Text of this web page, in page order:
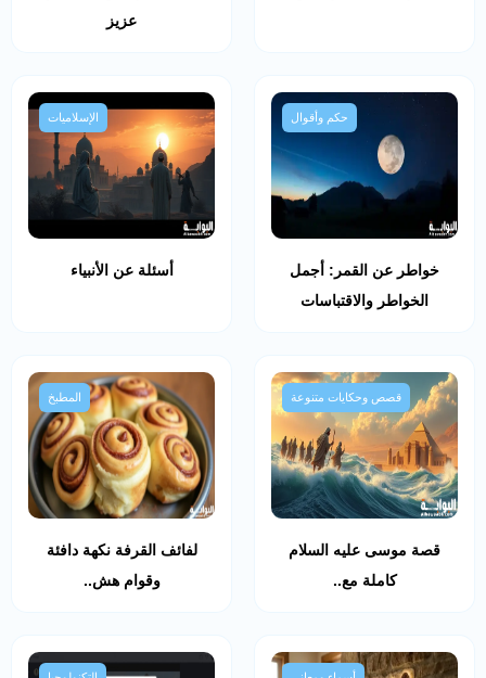
عزيز
حكم وأقوال
خواطر عن القمر: أجمل
الخواطر والاقتباسات
الإسلاميات
أسئلة عن الأنبياء
قصص وحكايات متنوعة
قصة موسى عليه السلام
كاملة مع..
المطبخ
لفائف القرفة نكهة دافئة
وقوام هش..